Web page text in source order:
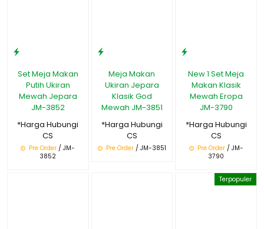
Set Meja Makan
Putih Ukiran
Mewah Jepara
JM-3852
*Harga Hubungi
CS
Pre Order / JM-
3852
Meja Makan
Ukiran Jepara
Klasik God
Mewah JM-3851
*Harga Hubungi
CS
Pre Order/ JM-3851
New 1 Set Meja
Makan Klasik
Mewah Eropa
JM-3790
*Harga Hubungi
CS
Pre Order/ JM-
3790
Terpopuler